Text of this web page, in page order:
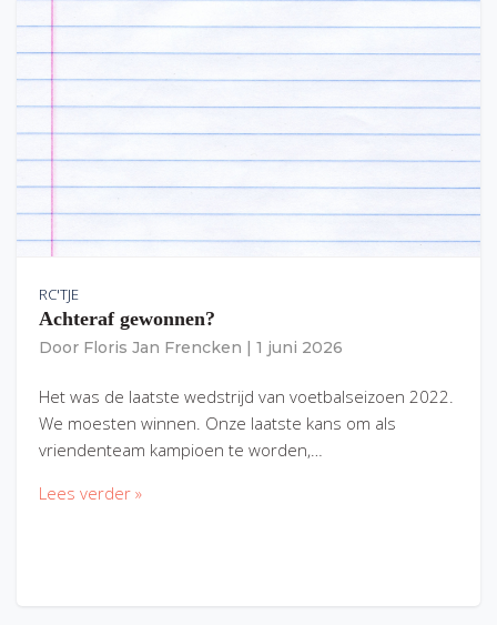
RC'TJE
Achteraf gewonnen?
Door Floris Jan Frencken 1 juni 2026
Het was de laatste wedstrijd van voetbalseizoen 2022.
We moesten winnen. Onze laatste kans om als
vriendenteam kampioen te worden,…
Lees verder »